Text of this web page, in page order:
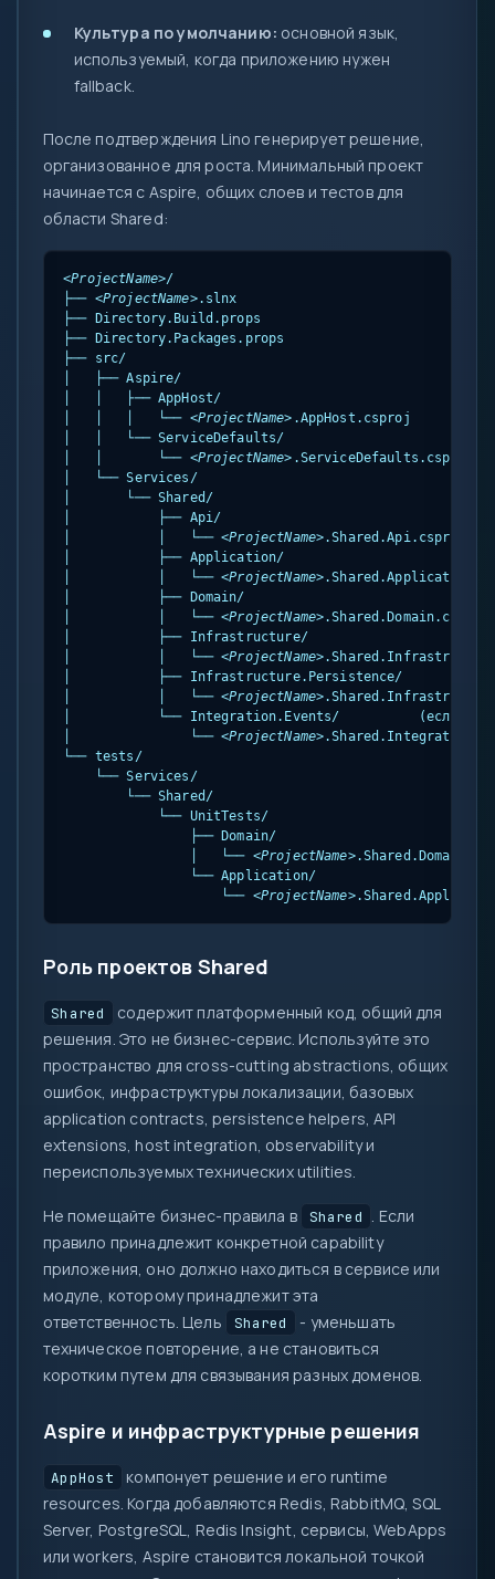
Культура по умолчанию: основной язык,
используемый, когда приложению нужен
fallback.
После подтверждения Lino генерирует решение,
организованное для роста. Минимальный проект
начинается с Aspire, общих слоев и тестов для
области Shared:
<ProjectName>/
├── <ProjectName>.slnx
├── Directory.Build.props
├── Directory.Packages.props
├── src/
│   ├── Aspire/
│   │   ├── AppHost/
│   │   │   └── <ProjectName> .AppHost.csproj
│   │   └── ServiceDefaults/
│   │       └── <ProjectName> .ServiceDefaults.csproj
│   └── Services/
│       └── Shared/
│           ├── Api/
│           │   └── <ProjectName>.Shared.Api.csproj
│           ├── Application/
│           │   └── <ProjectName>
│           ├── Domain/
│           │   └── <ProjectName>.Shared.Domain.csproj
│           ├── Infrastructure/
│           │   └── <ProjectName>
│           ├── Infrastructure.Persistence/
│           │   └── <ProjectName>
│           └── Integration.Events/          (если есть
│               └── <ProjectName>
└── tests/
    └── Services/
        └── Shared/
            └── UnitTests/
                ├── Domain/
                │   └──
<ProjectName>
                └── Application/
                    └──
<ProjectName>
Роль проектов Shared
Shared
содержит платформенный код, общий для
решения. Это не бизнес-сервис. Используйте это
пространство для cross-cutting abstractions, общих
ошибок, инфраструктуры локализации, базовых
application contracts, persistence helpers, API
extensions, host integration, observability и
переиспользуемых технических utilities.
Не помещайте бизнес-правила в Shared
. Если
правило принадлежит конкретной capability
приложения, оно должно находиться в сервисе или
модуле, которому принадлежит эта
ответственность. Цель
Shared
- уменьшать
техническое повторение, а не становиться
коротким путем для связывания разных доменов.
Aspire и инфраструктурные решения
AppHost
компонует решение и его runtime
resources. Когда добавляются Redis, RabbitMQ, SQL
Server, PostgreSQL, Redis Insight, сервисы, WebApps
или workers, Aspire становится локальной точкой